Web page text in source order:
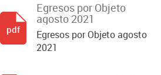
Egresos por Objeto
agosto 2021
Egresos por Objeto agosto
2021
pdf